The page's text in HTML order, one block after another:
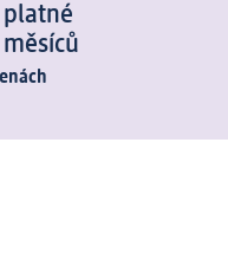
platné